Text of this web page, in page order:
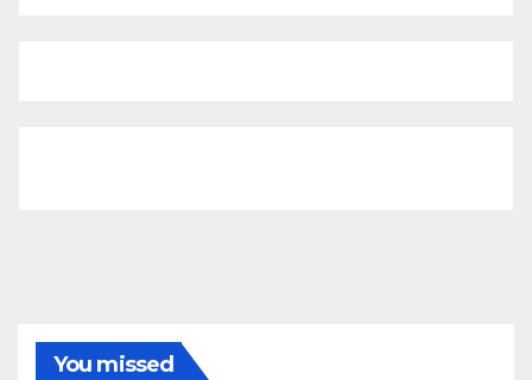
You missed